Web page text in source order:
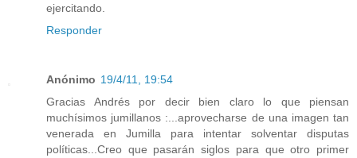
ejercitando.
Responder
Anónimo 19/4/11, 19:54
Gracias Andrés por decir bien claro lo que piensan
muchísimos jumillanos :...aprovecharse de una imagen tan
venerada en Jumilla para intentar solventar disputas
políticas...Creo que pasarán siglos para que otro primer